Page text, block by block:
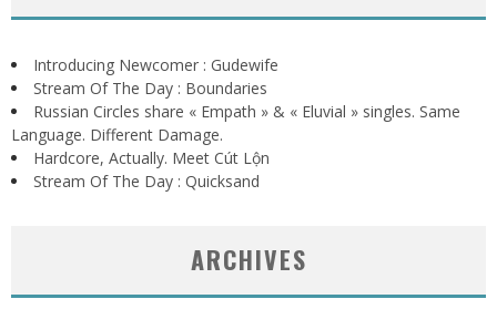
Introducing Newcomer : Gudewife
Stream Of The Day : Boundaries
Russian Circles share « Empath » & « Eluvial » singles. Same
Language. Different Damage.
Hardcore, Actually. Meet Cút Lộn
Stream Of The Day : Quicksand
ARCHIVES